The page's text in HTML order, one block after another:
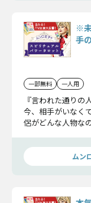
※
手
一部無料 一人用
『言われた通り
今、相手がいなく
侶がどんな人物な
たを“良縁”へと導
ムン